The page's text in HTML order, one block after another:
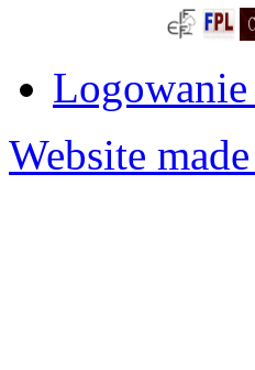
Logowanie
Website